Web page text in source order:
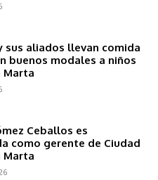
sus aliados llevan comida
buenos modales a niños
Marta
Ceballos es
como gerente de Ciudad
Marta